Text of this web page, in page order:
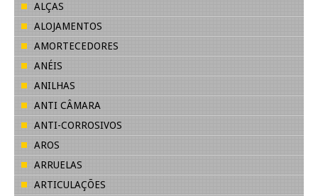
ALÇAS
ALOJAMENTOS
AMORTECEDORES
ANÉIS
ANILHAS
ANTI CÂMARA
ANTI-CORROSIVOS
AROS
ARRUELAS
ARTICULAÇÕES